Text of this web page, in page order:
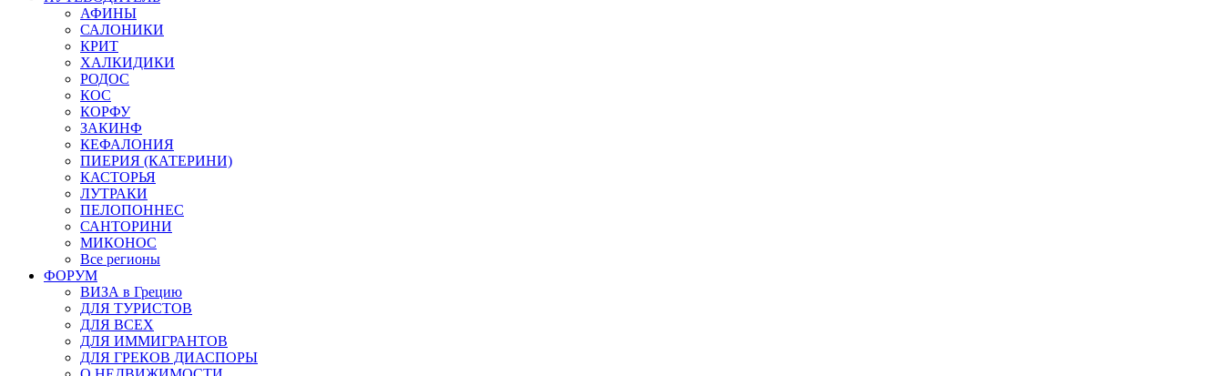
АФИНЫ
САЛОНИКИ
КРИТ
ХАЛКИДИКИ
РОДОС
КОС
КОРФУ
ЗАКИНФ
КЕФАЛОНИЯ
ПИЕРИЯ (КАТЕРИНИ)
КАСТОРЬЯ
ЛУТРАКИ
ПЕЛОПОННЕС
САНТОРИНИ
МИКОНОС
Все регионы
ФОРУМ
ВИЗА в Грецию
ДЛЯ ТУРИСТОВ
ДЛЯ ВСЕХ
ДЛЯ ИММИГРАНТОВ
ДЛЯ ГРЕКОВ ДИАСПОРЫ